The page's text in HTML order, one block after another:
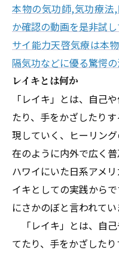
本物の気功師,気功療法
か確認の動画を是非試
サイ能力天啓気療は本
隔気功などに優る驚愕
レイキとは何か
「レイキ」とは、自己
たり、手をかざしたり
現していく、ヒーリン
在のように内外で広く
ハワイにいた日系アメ
イキとしての実践から
にさかのぼと言われてい
「レイキ」とは、自
てたり、手をかざした